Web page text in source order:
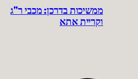
ממשיכות בדרכן: מכבי ר"ג
וקריית אתא